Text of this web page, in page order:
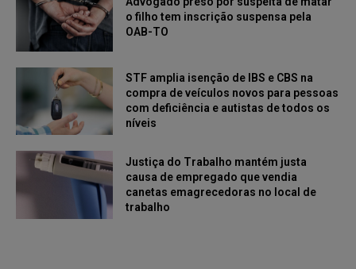
o filho tem inscrição suspensa pela
OAB-TO
STF amplia isenção de IBS e CBS na
compra de veículos novos para pessoas
com deficiência e autistas de todos os
níveis
Justiça do Trabalho mantém justa
causa de empregado que vendia
canetas emagrecedoras no local de
trabalho